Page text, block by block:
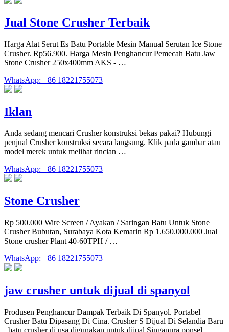
Jual Stone Crusher Terbaik
Harga Alat Serut Es Batu Portable Mesin Manual Serutan Ice Stone
Crusher. Rp56.900. Harga Mesin Penghancur Pemecah Batu Jaw
Stone Crusher 250x400mm AKS - …
WhatsApp: +86 18221755073
Iklan
Anda sedang mencari Crusher konstruksi bekas pakai? Hubungi
penjual Crusher konstruksi secara langsung. Klik pada gambar atau
model merek untuk melihat rincian …
WhatsApp: +86 18221755073
Stone Crusher
Rp 500.000 Wire Screen / Ayakan / Saringan Batu Untuk Stone
Crusher Bubutan, Surabaya Kota Kemarin Rp 1.650.000.000 Jual
Stone crusher Plant 40-60TPH / …
WhatsApp: +86 18221755073
jaw crusher untuk dijual di spanyol
Produsen Penghancur Dampak Terbaik Di Spanyol. Portabel
Crusher Batu Dipasang Di Cina. Crusher S Dijual Di Selandia Baru
. batu crusher di usa digunakan untuk dijual Singapura ponsel